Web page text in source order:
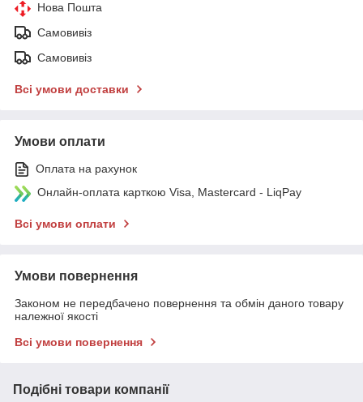
Нова Пошта
Самовивіз
Самовивіз
Всі умови доставки
Умови оплати
Оплата на рахунок
Онлайн-оплата карткою Visa, Mastercard - LiqPay
Всі умови оплати
Умови повернення
Законом не передбачено повернення та обмін даного товару
належної якості
Всі умови повернення
Подібні товари компанії